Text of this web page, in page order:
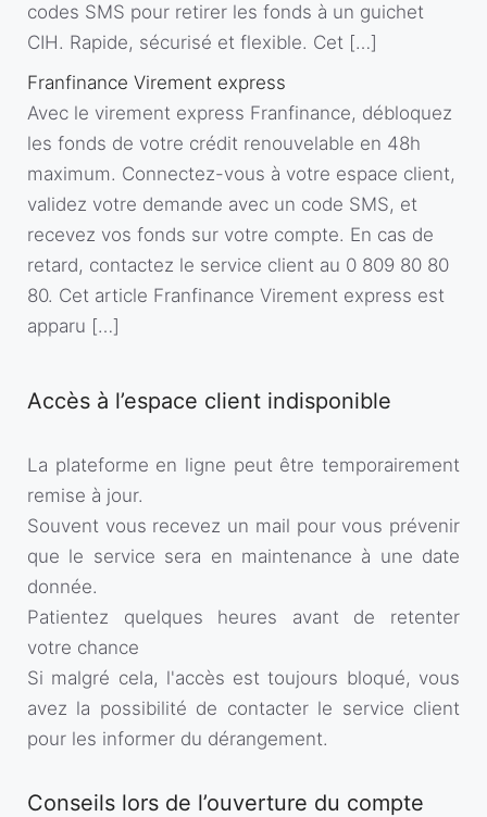
codes SMS pour retirer les fonds à un guichet
CIH. Rapide, sécurisé et flexible. Cet […]
Franfinance Virement express
Avec le virement express Franfinance, débloquez
les fonds de votre crédit renouvelable en 48h
maximum. Connectez-vous à votre espace client,
validez votre demande avec un code SMS, et
recevez vos fonds sur votre compte. En cas de
retard, contactez le service client au 0 809 80 80
80. Cet article Franfinance Virement express est
apparu […]
Accès à l’espace client indisponible
La plateforme en ligne peut être temporairement
remise à jour.
Souvent vous recevez un mail pour vous prévenir
que le service sera en maintenance à une date
donnée.
Patientez quelques heures avant de retenter
votre chance
Si malgré cela, l'accès est toujours bloqué, vous
avez la possibilité de contacter le service client
pour les informer du dérangement.
Conseils lors de l’ouverture du compte